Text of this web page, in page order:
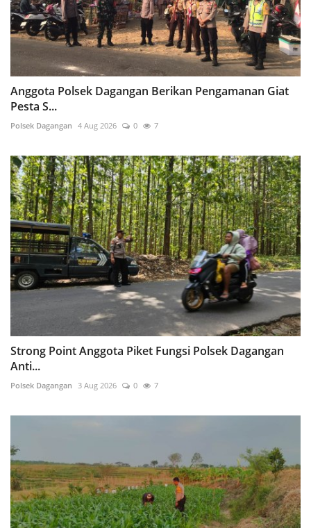
Anggota Polsek Dagangan Berikan Pengamanan Giat
Pesta S...
Polsek Dagangan 4 Aug 2026 0 7
Strong Point Anggota Piket Fungsi Polsek Dagangan
Anti...
Polsek Dagangan 3 Aug 2026 0 7